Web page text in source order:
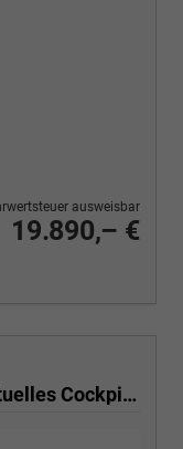
19.890,– €
ausweisbar
130 Jahre 1.0 MPI 80 PS-Virtuelles Cockpit-AppleCarplay-Android-Auto-LED-Klima-Tempomat-Rückfahrkamera-DAB-SHZ-15" Alu-sofort